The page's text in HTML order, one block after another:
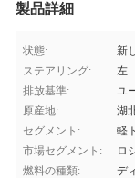
製品詳細
状態:
新
ステアリング:
左
排放基準:
ユ
原産地:
湖
セグメント:
軽
市場セグメント:
ロ
燃料の種類:
デ